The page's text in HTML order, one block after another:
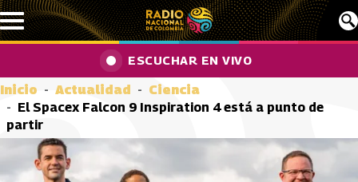
Pasar al contenido principal
ESCUCHAR EN VIVO
Inicio Actualidad
Ciencia
El Spacex Falcon 9 Inspiration 4 está a punto de
partir